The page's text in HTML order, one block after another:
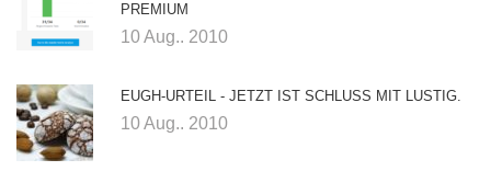
PREMIUM
10 Aug.. 2010
EUGH-URTEIL - JETZT IST SCHLUSS MIT LUSTIG.
10 Aug.. 2010